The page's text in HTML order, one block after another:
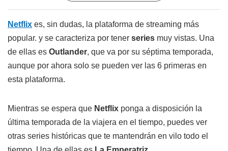
Netflix es, sin dudas, la plataforma de streaming más
popular. y se caracteriza por tener series muy vistas. Una
de ellas es Outlander, que va por su séptima temporada,
aunque por ahora solo se pueden ver las 6 primeras en
esta plataforma.
Mientras se espera que Netflix ponga a disposición la
última temporada de la viajera en el tiempo, puedes ver
otras series históricas que te mantendrán en vilo todo el